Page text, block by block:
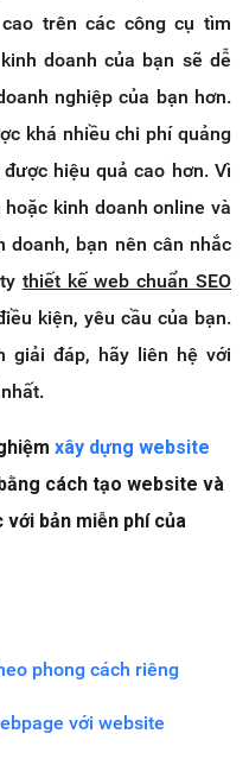
trên các công cụ tìm
doanh của bạn sẽ dễ
nghiệp của bạn hơn.
khá nhiều chi phí quảng
hiệu quả cao hơn. Vì
kinh doanh online và
doanh, bạn nên cân nhắc
thiết kế web chuẩn SEO
kiện, yêu cầu của bạn.
giải đáp, hãy liên hệ với
xây dựng website
cách tạo website và
bản miễn phí của
phong cách riêng
với website